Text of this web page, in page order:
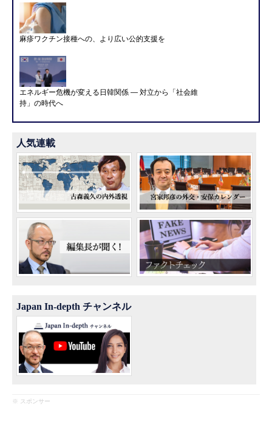
麻疹ワクチン接種への、より広い公的支援を
エネルギー危機が変える日韓関係 ― 対立から「社会維
持」の時代へ
人気連載
Japan In-depth チャンネル
※ スポンサー